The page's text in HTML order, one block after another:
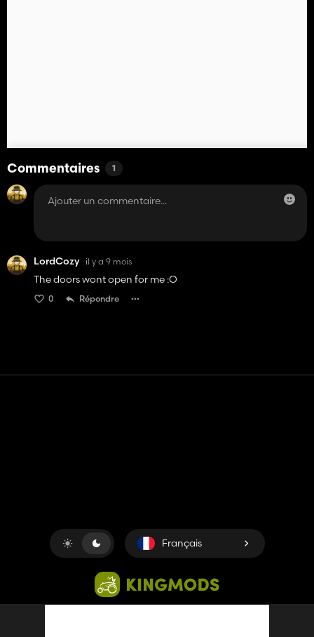
Commentaires 1
LordCozy il y a 9 mois
The doors wont open for me :O
0 Répondre
Français